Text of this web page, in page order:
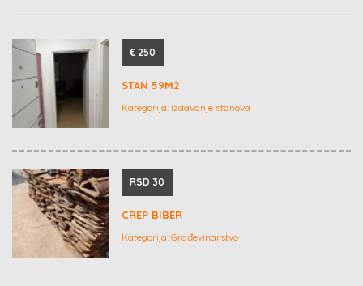
€ 250
STAN 59M2
Kategorija: Izdavanje stanova
RSD 30
CREP BIBER
Kategorija: Građevinarstvo